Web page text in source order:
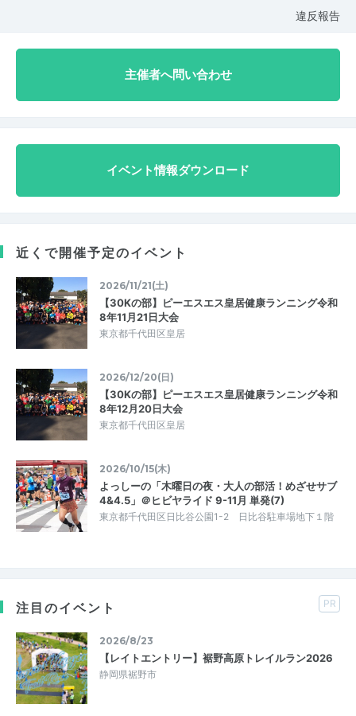
違反報告
主催者へ問い合わせ
イベント情報ダウンロード
近くで開催予定のイベント
2026/11/21(土)
【30Kの部】ピーエスエス皇居健康ランニング令和
8年11月21日大会
東京都千代田区皇居
2026/12/20(日)
【30Kの部】ピーエスエス皇居健康ランニング令和
8年12月20日大会
東京都千代田区皇居
2026/10/15(木)
よっしーの「木曜日の夜・大人の部活！めざせサブ
4&4.5」＠ヒビヤライド 9-11月 単発(7)
東京都千代田区日比谷公園1-2 日比谷駐車場地下１階
注目のイベント PR
2026/8/23
【レイトエントリー】裾野高原トレイルラン2026
静岡県裾野市